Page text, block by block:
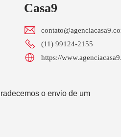
Casa9
(11) 99124-2155
https://
o envio de um